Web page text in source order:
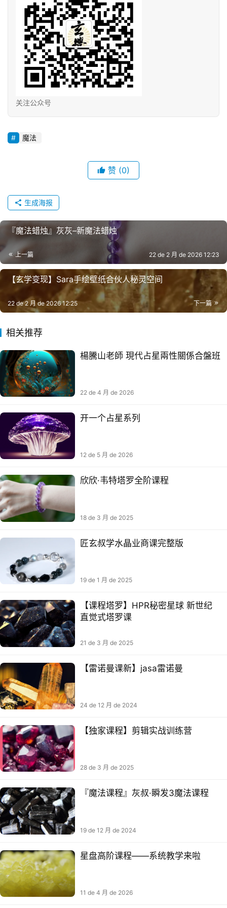
关注公众号
魔法
赞 (0)
生成海报
『魔法蜡烛』灰灰–新魔法蜡烛
上一篇 22 de 2 月 de 2026 12:23
【玄学变现】Sara手绘壁纸合伙人秘灵空间
下一篇
22 de 2 月 de 2026 12:25
相关推荐
楊騰山老師 現代占星兩性關係合盤班
22 de 4 月 de 2026
开一个占星系列
12 de 5 月 de 2026
欣欣·韦特塔罗全阶课程
18 de 3 月 de 2025
匠玄叔‬学水晶业商‬课完整版
19 de 1 月 de 2025
【‮罗塔‬‮程⁠课‬‎】HPR秘密‮球⁠星‬‎ 新‮纪世‬‮
觉⁠直‬‎式‮罗⁠塔‬‎课 ‬‎
21 de 3 月 de 2025
【‮诺⁠雷‬‎‮‮新⁠课‬‎曼‬】jasa‮诺⁠雷‬‎曼
24 de 12 月 de 2024
【独家‬课程】剪辑实‬战训练营
28 de 3 月 de 2025
『魔法课程』灰叔·瞬发3魔法课程
19 de 12 月 de 2024
星盘高阶课程——系统教学来啦
11 de 4 月 de 2026